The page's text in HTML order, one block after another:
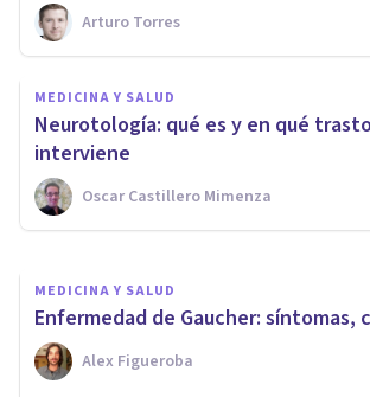
Arturo Torres
MEDICINA Y SALUD
Neurotología: qué es y en qué
interviene
Oscar Castillero Mimenza
Hemangioma cerebral:
síntomas y tratamiento
Oscar Castillero Mimenza
MEDICINA Y SALUD
Enfermedad de Gaucher: síntomas,
Alex Figueroba